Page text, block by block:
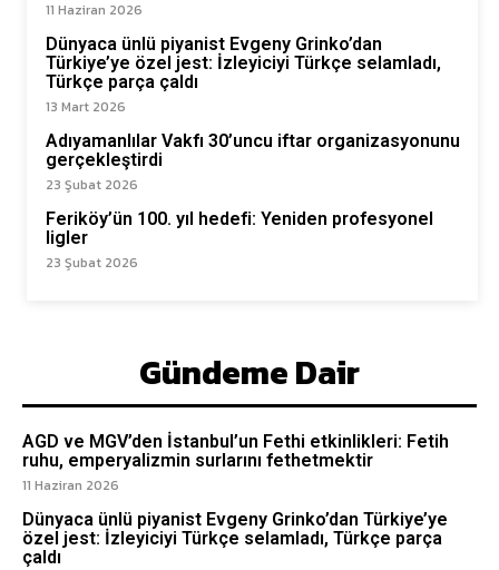
11 Haziran 2026
Dünyaca ünlü piyanist Evgeny Grinko’dan
Türkiye’ye özel jest: İzleyiciyi Türkçe selamladı,
Türkçe parça çaldı
13 Mart 2026
Adıyamanlılar Vakfı 30’uncu iftar organizasyonunu
gerçekleştirdi
23 Şubat 2026
Feriköy’ün 100. yıl hedefi: Yeniden profesyonel
ligler
23 Şubat 2026
Gündeme Dair
AGD ve MGV’den İstanbul’un Fethi etkinlikleri: Fetih
ruhu, emperyalizmin surlarını fethetmektir
11 Haziran 2026
Dünyaca ünlü piyanist Evgeny Grinko’dan Türkiye’ye
özel jest: İzleyiciyi Türkçe selamladı, Türkçe parça
çaldı